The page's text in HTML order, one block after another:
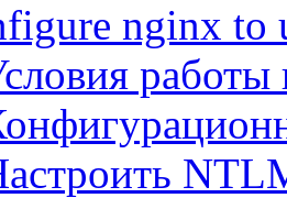
nginx to
работы